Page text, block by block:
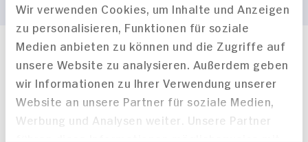
Wir verwenden Cookies, um Inhalte und Anzeigen
zu personalisieren, Funktionen für soziale
Medien anbieten zu können und die Zugriffe auf
unsere Website zu analysieren. Außerdem geben
wir Informationen zu Ihrer Verwendung unserer
Website an unsere Partner für soziale Medien,
Werbung und Analysen weiter. Unsere Partner
Mehr Informationen in unserem FAQ
kontakt
hit.de
Wir beantworten gerne Ihre Fragen
(0228) 42967 0